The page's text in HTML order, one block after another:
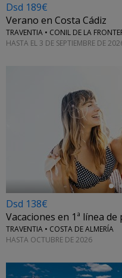
Dsd 189€
Verano en Costa Cádiz
TRAVENTIA • CONIL DE LA
HASTA EL 3 DE SEPTIEMBRE DE
Dsd 138€
Vacaciones en 1ª línea
TRAVENTIA • COSTA DE ALMERÍA
HASTA OCTUBRE DE 2026